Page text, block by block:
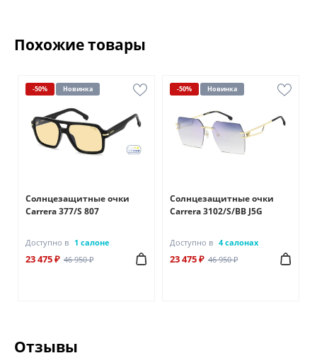
Похожие товары
-50% Новинка
Солнцезащитные очки
Carrera 377/S 807
Доступно в 1 салоне
23 475 ₽ 46 950 ₽
-50% Новинка
Солнцезащитные очки
Carrera 3102/S/BB J5G
Доступно в 4 салонах
23 475 ₽ 46 950 ₽
Отзывы